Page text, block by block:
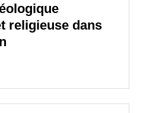
religieuse dans